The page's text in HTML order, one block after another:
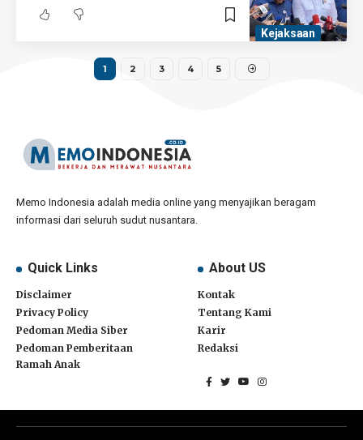
Kejaksaan
1 2 3 4 5
Memo Indonesia adalah media online yang menyajikan beragam
informasi dari seluruh sudut nusantara.
Quick Links
Disclaimer
Privacy Policy
Pedoman Media Siber
Pedoman Pemberitaan
Ramah Anak
About US
Kontak
Tentang Kami
Karir
Redaksi